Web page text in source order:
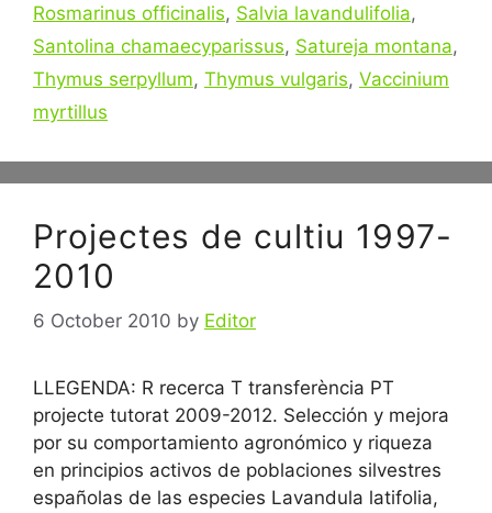
Rosmarinus officinalis, Salvia lavandulifolia,
Santolina chamaecyparissus, Satureja montana,
Thymus serpyllum, Thymus vulgaris, Vaccinium
myrtillus
Projectes de cultiu 1997-
2010
6 October 2010 by Editor
LLEGENDA: R recerca T transferència PT
projecte tutorat 2009-2012. Selección y mejora
por su comportamiento agronómico y riqueza
en principios activos de poblaciones silvestres
españolas de las especies Lavandula latifolia,